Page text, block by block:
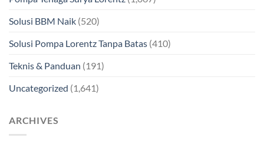
Solusi BBM Naik (520)
Solusi Pompa Lorentz Tanpa Batas (410)
Teknis & Panduan (191)
Uncategorized (1,641)
ARCHIVES